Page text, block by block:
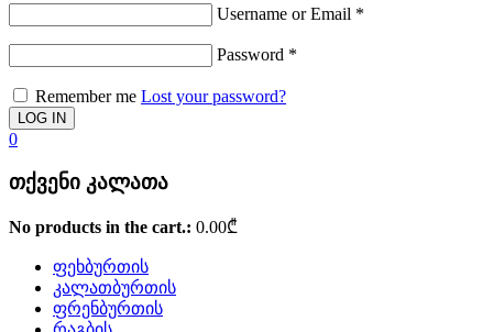
Username or Email *
Password *
Remember me Lost your password?
0
თქვენი კალათა
No products in the cart.: 0.00₾
ფეხბურთის
კალათბურთის
ფრენბურთის